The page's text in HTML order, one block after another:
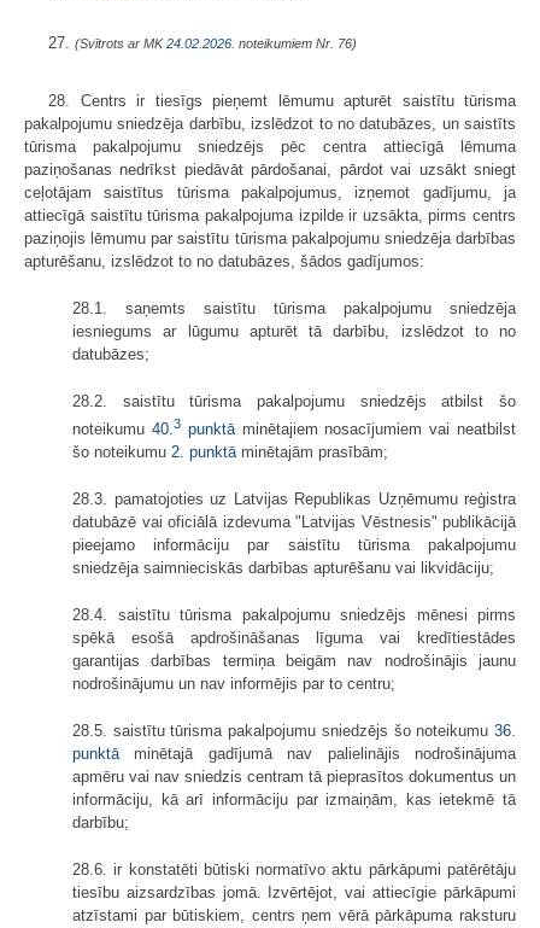
27. (Svītrots ar MK24.02.2026. noteikumiem Nr. 76)
28. Centrs ir tiesīgs pieņemt lēmumu apturēt saistītu tūrisma
pakalpojumu sniedzēja darbību, izslēdzot to no datubāzes, un saistīts
tūrisma pakalpojumu sniedzējs pēc centra attiecīgā lēmuma
paziņošanas nedrīkst piedāvāt pārdošanai, pārdot vai uzsākt sniegt
ceļotājam saistītus tūrisma pakalpojumus, izņemot gadījumu, ja
attiecīgā saistītu tūrisma pakalpojuma izpilde ir uzsākta, pirms centrs
paziņojis lēmumu par saistītu tūrisma pakalpojumu sniedzēja darbības
apturēšanu, izslēdzot to no datubāzes, šādos gadījumos:
28.1. saņemts saistītu tūrisma pakalpojumu sniedzēja
iesniegums ar lūgumu apturēt tā darbību, izslēdzot to no
datubāzes;
28.2. saistītu tūrisma pakalpojumu sniedzējs atbilst šo
noteikumu 40.3punktāminētajiem nosacījumiem vai neatbilst
šo noteikumu 2. punktāminētajām prasībām;
28.3. pamatojoties uz Latvijas Republikas Uzņēmumu reģistra
datubāzē vai oficiālā izdevuma "Latvijas Vēstnesis" publikācijā
pieejamo informāciju par saistītu tūrisma pakalpojumu
sniedzēja saimnieciskās darbības apturēšanu vai likvidāciju;
28.4. saistītu tūrisma pakalpojumu sniedzējs mēnesi pirms
spēkā esošā apdrošināšanas līguma vai kredītiestādes
garantijas darbības termiņa beigām nav nodrošinājis jaunu
nodrošinājumu un nav informējis par to centru;
28.5. saistītu tūrisma pakalpojumu sniedzējs šo noteikumu 36.
punktāminētajā gadījumā nav palielinājis nodrošinājuma
apmēru vai nav sniedzis centram tā pieprasītos dokumentus un
informāciju, kā arī informāciju par izmaiņām, kas ietekmē tā
darbību;
28.6. ir konstatēti būtiski normatīvo aktu pārkāpumi patērētāju
tiesību aizsardzības jomā. Izvērtējot, vai attiecīgie pārkāpumi
atzīstami par būtiskiem, centrs ņem vērā pārkāpuma raksturu